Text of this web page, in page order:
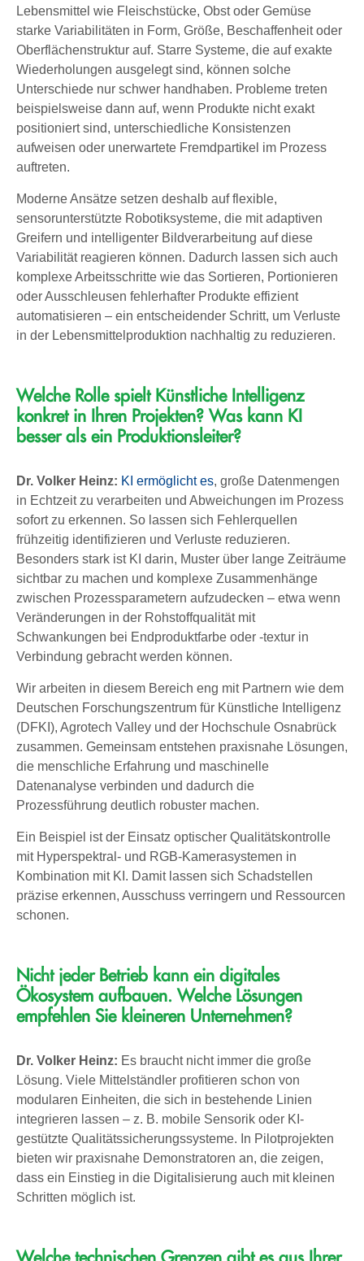
Lebensmittel wie Fleischstücke, Obst oder Gemüse
starke Variabilitäten in Form, Größe, Beschaffenheit oder
Oberflächenstruktur auf. Starre Systeme, die auf exakte
Wiederholungen ausgelegt sind, können solche
Unterschiede nur schwer handhaben. Probleme treten
beispielsweise dann auf, wenn Produkte nicht exakt
positioniert sind, unterschiedliche Konsistenzen
aufweisen oder unerwartete Fremdpartikel im Prozess
auftreten.
Moderne Ansätze setzen deshalb auf flexible,
sensorunterstützte Robotiksysteme, die mit adaptiven
Greifern und intelligenter Bildverarbeitung auf diese
Variabilität reagieren können. Dadurch lassen sich auch
komplexe Arbeitsschritte wie das Sortieren, Portionieren
oder Ausschleusen fehlerhafter Produkte effizient
automatisieren – ein entscheidender Schritt, um Verluste
in der Lebensmittelproduktion nachhaltig zu reduzieren.
Welche Rolle spielt Künstliche Intelligenz
konkret in Ihren Projekten? Was kann KI
besser als ein Produktionsleiter?
Dr. Volker Heinz: KI ermöglicht es, große Datenmengen
in Echtzeit zu verarbeiten und Abweichungen im Prozess
sofort zu erkennen. So lassen sich Fehlerquellen
frühzeitig identifizieren und Verluste reduzieren.
Besonders stark ist KI darin, Muster über lange Zeiträume
sichtbar zu machen und komplexe Zusammenhänge
zwischen Prozessparametern aufzudecken – etwa wenn
Veränderungen in der Rohstoffqualität mit
Schwankungen bei Endproduktfarbe oder -textur in
Verbindung gebracht werden können.
Wir arbeiten in diesem Bereich eng mit Partnern wie dem
Deutschen Forschungszentrum für Künstliche Intelligenz
(DFKI), Agrotech Valley und der Hochschule Osnabrück
zusammen. Gemeinsam entstehen praxisnahe Lösungen,
die menschliche Erfahrung und maschinelle
Datenanalyse verbinden und dadurch die
Prozessführung deutlich robuster machen.
Ein Beispiel ist der Einsatz optischer Qualitätskontrolle
mit Hyperspektral- und RGB-Kamerasystemen in
Kombination mit KI. Damit lassen sich Schadstellen
präzise erkennen, Ausschuss verringern und Ressourcen
schonen.
Nicht jeder Betrieb kann ein digitales
Ökosystem aufbauen. Welche Lösungen
empfehlen Sie kleineren Unternehmen?
Dr. Volker Heinz: Es braucht nicht immer die große
Lösung. Viele Mittelständler profitieren schon von
modularen Einheiten, die sich in bestehende Linien
integrieren lassen – z. B. mobile Sensorik oder KI-
gestützte Qualitätssicherungssysteme. In Pilotprojekten
bieten wir praxisnahe Demonstratoren an, die zeigen,
dass ein Einstieg in die Digitalisierung auch mit kleinen
Schritten möglich ist.